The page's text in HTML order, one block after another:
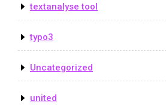
textanalyse tool
typo3
Uncategorized
united